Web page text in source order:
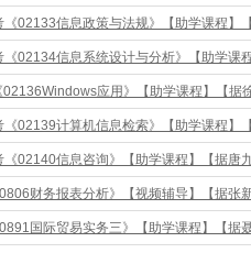
《02133信息政策与法规》【助学课程】
《02134信息系统设计与分析》【助学课
02136Windows应用》【助学课程】【据
《02139计算机信息检索》【助学课程】
《02140信息咨询》【助学课程】【据唐
财务报表分析》【视频辅导】【据张
国际贸易实务三》【助学课程】【据